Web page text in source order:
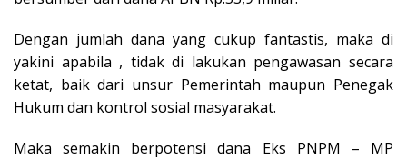
Dengan jumlah dana yang cukup fantastis, maka di
yakini apabila , tidak di lakukan pengawasan secara
ketat, baik dari unsur Pemerintah maupun Penegak
Hukum dan kontrol sosial masyarakat.
Maka semakin berpotensi dana Eks PNPM – MP